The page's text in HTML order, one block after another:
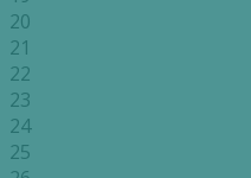
20
21
22
23
24
25